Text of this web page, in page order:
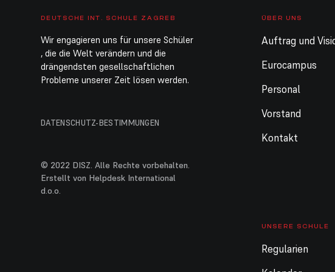
DEUTSCHE INT. SCHULE ZAGREB
Wir engagieren uns für unsere Schüler
, die die Welt verändern und die
drängendsten gesellschaftlichen
Probleme unserer Zeit lösen werden.
DATENSCHUTZ-BESTIMMUNGEN
© 2022 DISZ. Alle Rechte vorbehalten.
Erstellt von Helpdesk International
d.o.o.
ÜBER UNS
Auftrag und
Eurocampus
Personal
Vorstand
Kontakt
UNSERE SCHULE
Regularien